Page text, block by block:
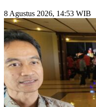
8 Agustus 2026, 14:53 WIB